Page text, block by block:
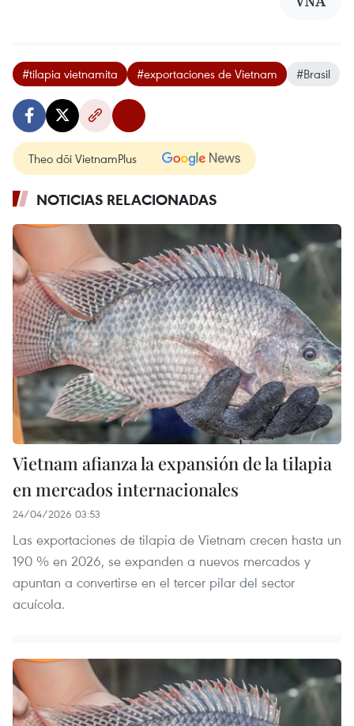
#tilapia vietnamita #exportaciones de Vietnam #Brasil
Theo dõi VietnamPlus
NOTICIAS RELACIONADAS
Vietnam afianza la expansión de la tilapia
en mercados internacionales
24/04/2026 03:53
Las exportaciones de tilapia de Vietnam crecen hasta un
190 % en 2026, se expanden a nuevos mercados y
apuntan a convertirse en el tercer pilar del sector
acuícola.